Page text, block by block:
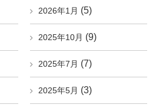
2026年1月 (5)
2025年10月 (9)
2025年7月 (7)
2025年5月 (3)